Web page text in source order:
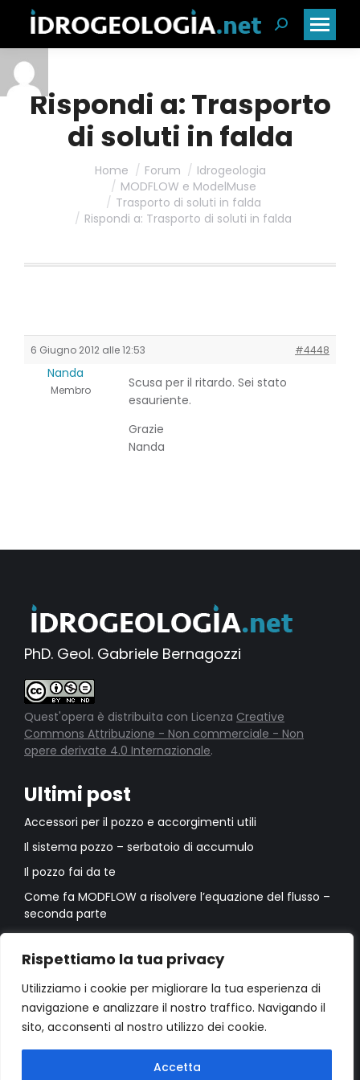
Rispettiamo la tua privacy
Utilizziamo i cookie per migliorare la tua esperienza di
navigazione e analizzare il nostro traffico. Navigando il
sito, acconsenti al nostro utilizzo dei cookie.
Accetta
Cerca:
Rispondi a: Trasporto
di soluti in falda
Home Forum
Idrogeologia
MODFLOW e ModelMuse
Trasporto di soluti in falda
Rispondi a: Trasporto di soluti in falda
6 Giugno 2012 alle 12:53 #4448
Nanda
Membro
Scusa per il ritardo. Sei stato
esauriente.
Grazie
Nanda
PhD. Geol. Gabriele Bernagozzi
Quest'opera è distribuita con Licenza Creative
Commons Attribuzione - Non commerciale - Non
opere derivate 4.0 Internazionale.
Ultimi post
Accessori per il pozzo e accorgimenti utili
Il sistema pozzo – serbatoio di accumulo
Il pozzo fai da te
Come fa MODFLOW a risolvere l’equazione del flusso –
seconda parte
prima parte